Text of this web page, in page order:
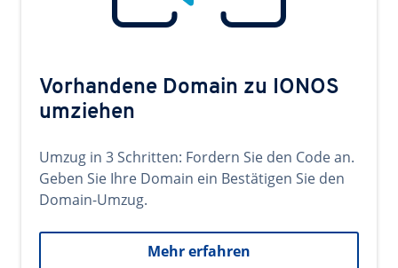
Vorhandene Domain zu IONOS
umziehen
Umzug in 3 Schritten: Fordern Sie den Code an.
Geben Sie Ihre Domain ein Bestätigen Sie den
Domain-Umzug.
Mehr erfahren